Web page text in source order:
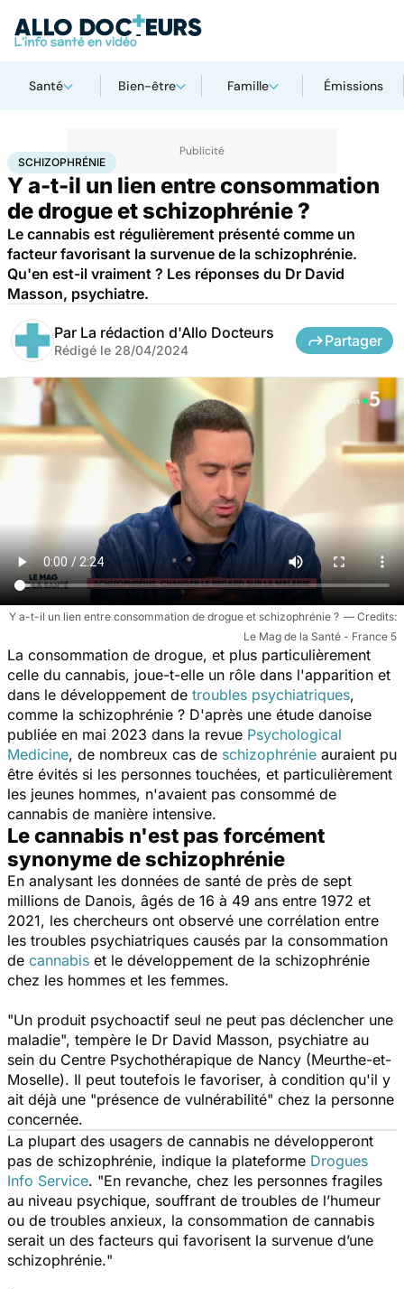
Santé Bien-être Famille Émissions
AccueilBien-êtrePsycho Schizophrénie
SCHIZOPHRÉNIE
Y a-t-il un lien entre consommation
de drogue et schizophrénie ?
Le cannabis est régulièrement présenté comme un
facteur favorisant la survenue de la schizophrénie.
Qu'en est-il vraiment ? Les réponses du Dr David
Masson, psychiatre.
Par La rédaction d'Allo Docteurs
Rédigé le 28/04/2024
Partager
Y a-t-il un lien entre consommation de drogue et schizophrénie ?
Le Mag de la Santé - France 5
La consommation de drogue, et plus particulièrement
celle du cannabis, joue-t-elle un rôle dans l'apparition et
dans le développement de troubles psychiatriques,
comme la schizophrénie ? D'après une étude danoise
publiée en mai 2023 dans la revue Psychological
Medicine, de nombreux cas de schizophrénie auraient pu
être évités si les personnes touchées, et particulièrement
les jeunes hommes, n'avaient pas consommé de
cannabis de manière intensive.
Le cannabis n'est pas forcément
synonyme de schizophrénie
En analysant les données de santé de près de sept
millions de Danois, âgés de 16 à 49 ans entre 1972 et
2021, les chercheurs ont observé une corrélation entre
les troubles psychiatriques causés par la consommation
de cannabis et le développement de la schizophrénie
chez les hommes et les femmes.
"Un produit psychoactif seul ne peut pas déclencher une
maladie", tempère le Dr David Masson, psychiatre au
sein du Centre Psychothérapique de Nancy (Meurthe-et-
Moselle). Il peut toutefois le favoriser, à condition qu'il y
ait déjà une "présence de vulnérabilité" chez la personne
concernée.
La plupart des usagers de cannabis ne développeront
pas de schizophrénie, indique la plateforme Drogues
Info Service. "En revanche, chez les personnes fragiles
au niveau psychique, souffrant de troubles de l’humeur
ou de troubles anxieux, la consommation de cannabis
serait un des facteurs qui favorisent la survenue d’une
schizophrénie."